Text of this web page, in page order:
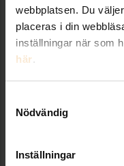
webbplatsen. Du
placeras i din
inställningar när som
här.
Nödvändig
Inställningar
Tolv
Allmännyttas
agendan
utan betonar